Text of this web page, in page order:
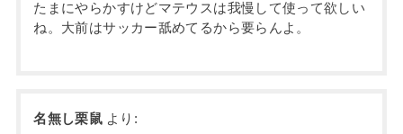
たまにやらかすけどマテウスは我慢して使って欲しい
ね。大前はサッカー舐めてるから要らんよ。
名無し栗鼠 より: